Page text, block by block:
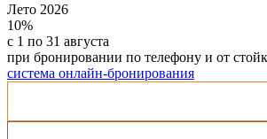
Лето 2026
10%
с 1 по 31 августа
при бронировании по телефону и от
система онлайн-бронирования